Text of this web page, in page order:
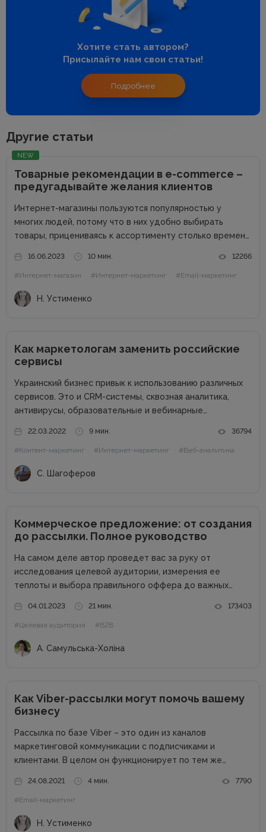
Хотите стать автором?
Присылайте нам свои статьи!
Подробнее
Другие статьи
NEW
Товарные рекомендации в e-commerce –
предугадывайте желания клиентов
Интернет-магазины пользуются популярностью у
многих людей, потому что в них удобно выбирать
товары, прицениваясь к ассортименту столько времени,
комфортной обстановке без назойливых консультантов.
Но в этом кроется и минус онлайн-торговли – нет
возможности...
16.06.2023 10 мин. 12266
#Интернет-магазин #Интернет-маркетинг #Email-маркетинг
Н. Устименко
Как маркетологам заменить российские
сервисы
Украинский бизнес привык к использованию различных
сервисов. Это и CRM-системы, сквозная аналитика,
антивирусы, образовательные и вебинарные
многие другие. Наша задача – перейти на
альтернативные сервисы и программы, чтобы не
поддерживать российского агрессора. Также
сотрудничество с...
22.03.2022 9 мин. 36794
#Контент-маркетинг #Интернет-маркетинг #Веб-аналитика
С. Шагоферов
Коммерческое предложение: от создания
до рассылки. Полное руководство
На самом деле автор проведет вас за руку от
исследования целевой аудитории, измерения ее
теплоты и выбора правильного оффера до важных
клиенту. В процессе составления и отправления
коммерческого предложения важен абсолютно каждый
этап, поэтому...
04.01.2023 21 мин. 173403
#Целевая аудитория #B2B
А. Самульська-Холіна
Как Viber-рассылки могут помочь вашему
бизнесу
Рассылка по базе Viber – это один из каналов
маркетинговой коммуникации с подписчиками и
клиентами. В целом он функционирует по тем же
получить согласие на рассылку, не стоит
переспамливать, нужно персонализировать общение...
24.08.2021 4 мин. 7790
#Email-маркетинг
Н. Устименко